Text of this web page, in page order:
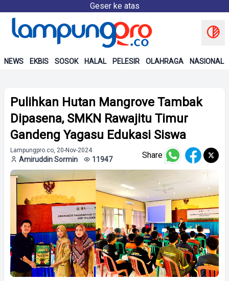
Geser ke atas
NEWS EKBIS SOSOK HALAL PELESIR OLAHRAGA NASIONAL
Pulihkan Hutan Mangrove Tambak
Dipasena, SMKN Rawajitu Timur
Gandeng Yagasu Edukasi Siswa
Lampungpro.co, 20-Nov-2024
Amiruddin Sormin 11947 Share